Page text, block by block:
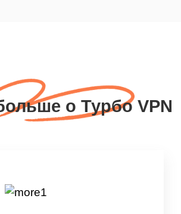
о Турбо VPN